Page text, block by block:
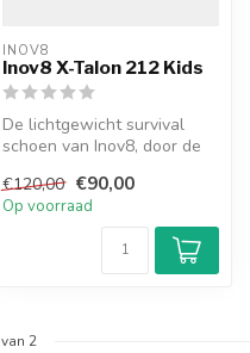
INOV8
Inov8 X-Talon 212 Kids
De lichtgewicht survival
schoen van Inov8, door de
schoen...
€120,00 €90,00
Op voorraad
van 2